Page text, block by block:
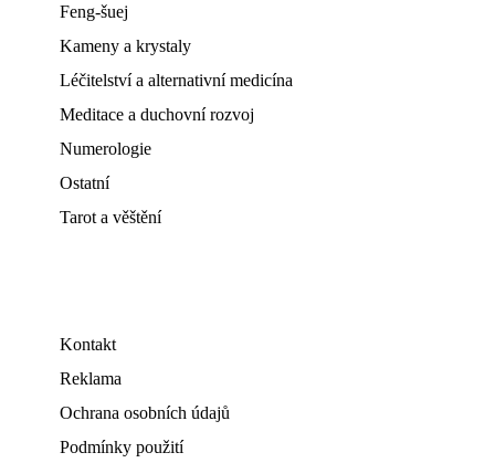
Feng-šuej
Kameny a krystaly
Léčitelství a alternativní medicína
Meditace a duchovní rozvoj
Numerologie
Ostatní
Tarot a věštění
Kontakt
Reklama
Ochrana osobních údajů
Podmínky použití